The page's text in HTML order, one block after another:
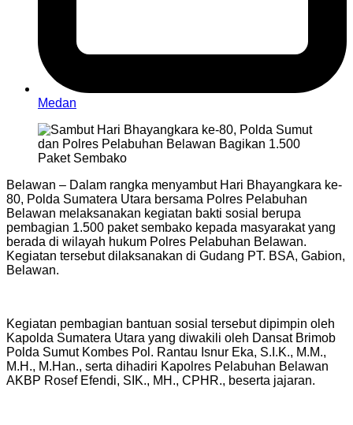
Medan
Belawan – Dalam rangka menyambut Hari Bhayangkara ke-
80, Polda Sumatera Utara bersama Polres Pelabuhan
Belawan melaksanakan kegiatan bakti sosial berupa
pembagian 1.500 paket sembako kepada masyarakat yang
berada di wilayah hukum Polres Pelabuhan Belawan.
Kegiatan tersebut dilaksanakan di Gudang PT. BSA, Gabion,
Belawan.
Kegiatan pembagian bantuan sosial tersebut dipimpin oleh
Kapolda Sumatera Utara yang diwakili oleh Dansat Brimob
Polda Sumut Kombes Pol. Rantau Isnur Eka, S.I.K., M.M.,
M.H., M.Han., serta dihadiri Kapolres Pelabuhan Belawan
AKBP Rosef Efendi, SIK., MH., CPHR., beserta jajaran.